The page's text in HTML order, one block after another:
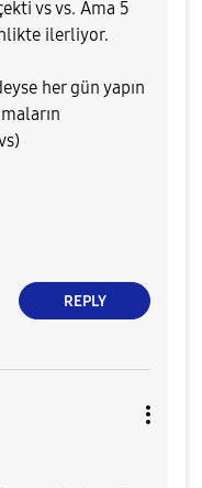
vs vs. Ama 5
ilerliyor.
her gün yapın
REPLY